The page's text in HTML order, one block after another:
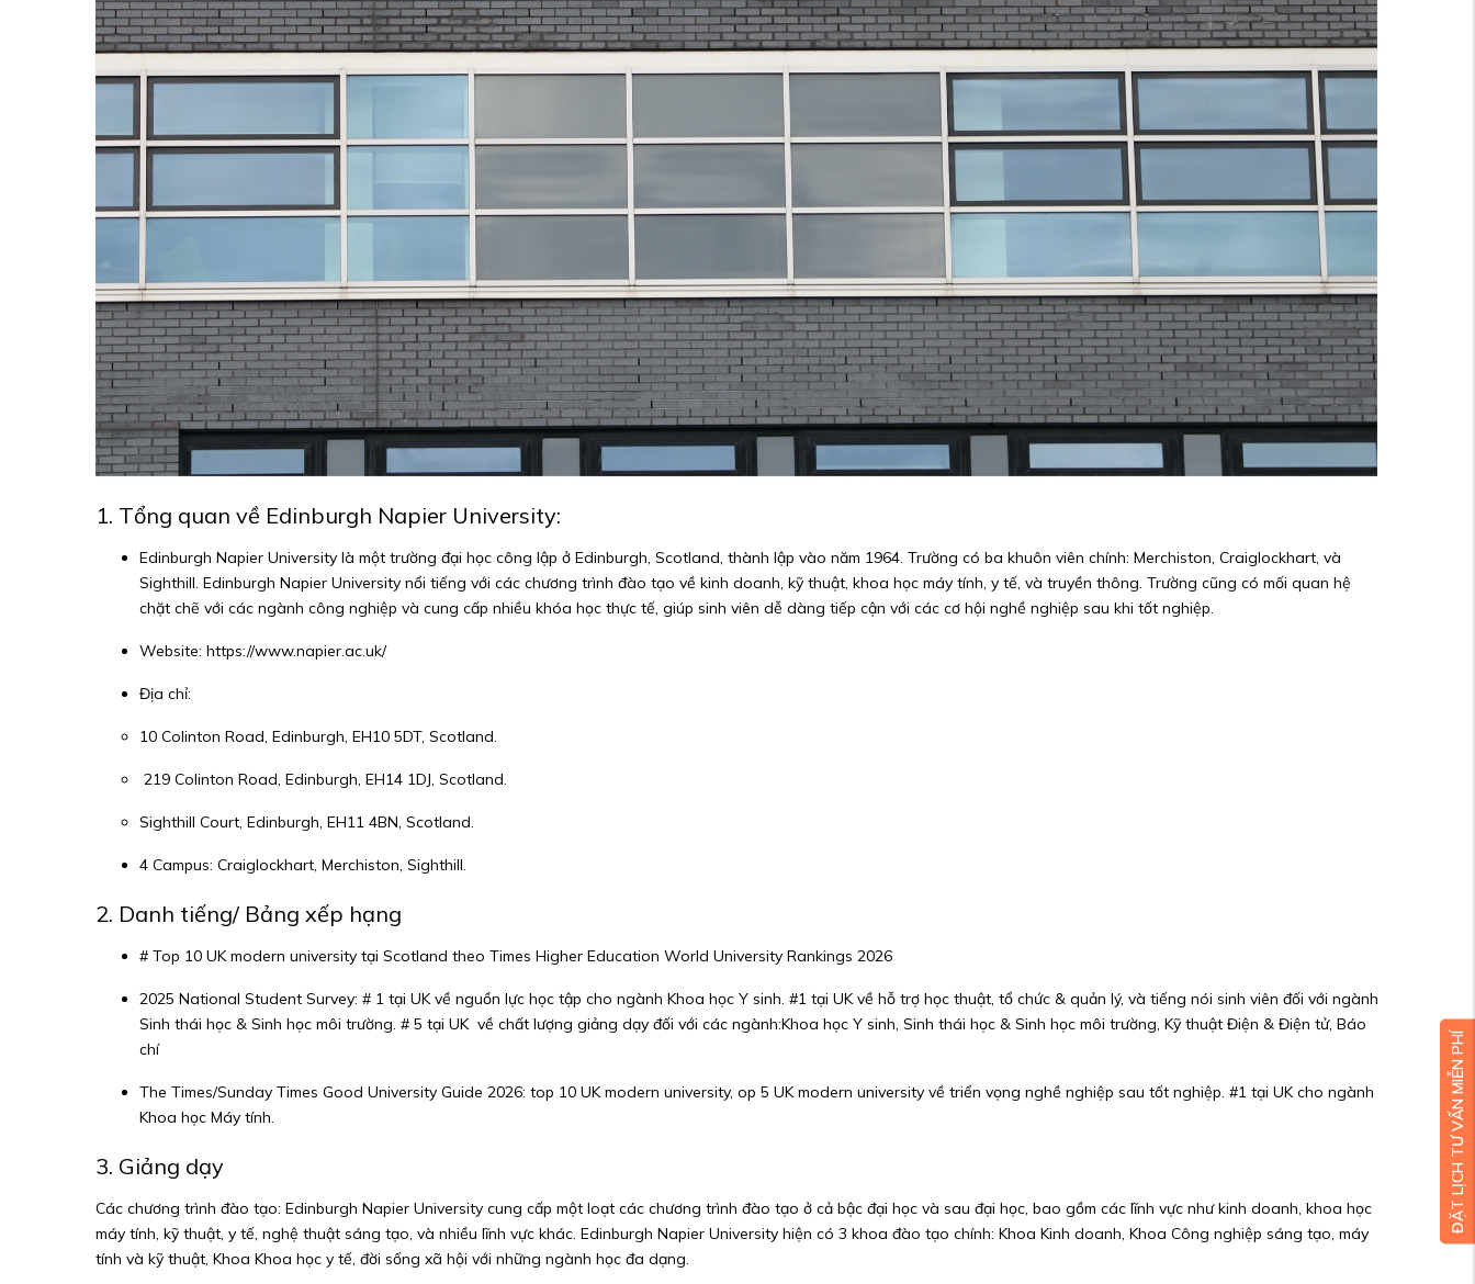
1. Tổng quan về Edinburgh Napier University:
Edinburgh Napier University là một trường đại học công lập ở Edinburgh, Scotland, thành lập vào năm 1964. Trường có ba khuôn viên chính: Merchiston, Craiglockhart, và
Sighthill. Edinburgh Napier University nổi tiếng với các chương trình đào tạo về kinh doanh, kỹ thuật, khoa học máy tính, y tế, và truyền thông. Trường cũng có mối quan hệ
chặt chẽ với các ngành công nghiệp và cung cấp nhiều khóa học thực tế, giúp sinh viên dễ dàng tiếp cận với các cơ hội nghề nghiệp sau khi tốt nghiệp.
Website: https://www.napier.ac.uk/
Địa chỉ:
10 Colinton Road, Edinburgh, EH10 5DT, Scotland.
219 Colinton Road, Edinburgh, EH14 1DJ, Scotland.
Sighthill Court, Edinburgh, EH11 4BN, Scotland.
4 Campus: Craiglockhart, Merchiston, Sighthill.
2. Danh tiếng/ Bảng xếp hạng
# Top 10 UK modern university tại Scotland theo Times Higher Education World University Rankings 2026
2025 National Student Survey: # 1 tại UK về nguồn lực học tập cho ngành Khoa học Y sinh. #1 tại UK về hỗ trợ học thuật, tổ chức & quản lý, và tiếng nói sinh viên đối với ngành
Sinh thái học & Sinh học môi trường. # 5 tại UK về chất lượng giảng dạy đối với các ngành:Khoa học Y sinh, Sinh thái học & Sinh học môi trường, Kỹ thuật Điện & Điện tử, Báo
chí
The Times/Sunday Times Good University Guide 2026: top 10 UK modern university, op 5 UK modern university về triển vọng nghề nghiệp sau tốt nghiệp. #1 tại UK cho ngành
Khoa học Máy tính.
3. Giảng dạy
Các chương trình đào tạo: Edinburgh Napier University cung cấp một loạt các chương trình đào tạo ở cả bậc đại học và sau đại học, bao gồm các lĩnh vực như kinh doanh, khoa học
máy tính, kỹ thuật, y tế, nghệ thuật sáng tạo, và nhiều lĩnh vực khác. Edinburgh Napier University hiện có 3 khoa đào tạo chính: Khoa Kinh doanh, Khoa Công nghiệp sáng tạo, máy
tính và kỹ thuật, Khoa Khoa học y tế, đời sống xã hội với những ngành học đa dạng.
ĐẶT LỊCH TƯ VẤN MIỄN PHÍ